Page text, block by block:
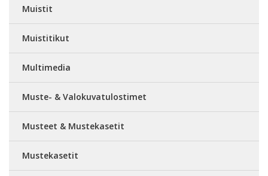
Muistit
Muistitikut
Multimedia
Muste- & Valokuvatulostimet
Musteet & Mustekasetit
Mustekasetit